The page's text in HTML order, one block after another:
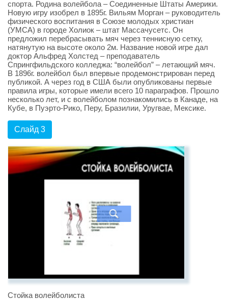
спорта. Родина волейбола – Соединенные Штаты Америки.
Новую игру изобрел в 1895г. Вильям Морган – руководитель
физического воспитания в Союзе молодых христиан
(УМСА) в городе Холиок – штат Массачусетс. Он
предложил перебрасывать мяч через теннисную сетку,
натянутую на высоте около 2м. Название новой игре дал
доктор Альфред Холстед – преподаватель
Спрингфильдского колледжа: “волейбол” – летающий мяч.
В 1896г. волейбол был впервые продемонстрирован перед
публикой. А через год в США были опубликованы первые
правила игры, которые имели всего 10 параграфов. Прошло
несколько лет, и с волейболом познакомились в Канаде, на
Кубе, в Пуэрто-Рико, Перу, Бразилии, Уругвае, Мексике.
Слайд 3
Стойка волейболиста